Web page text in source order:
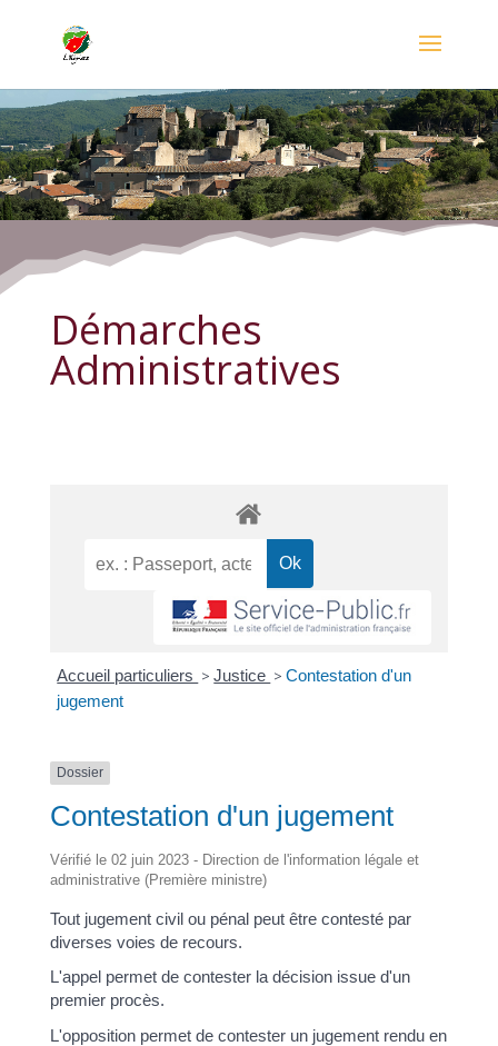
Démarches Administratives
Démarches
Administratives
Accueil particuliers > Justice > Contestation d'un
jugement
Dossier
Contestation d'un jugement
Vérifié le 02 juin 2023 - Direction de l'information légale et
administrative (Première ministre)
Tout jugement civil ou pénal peut être contesté par
diverses voies de recours.
L'appel permet de contester la décision issue d'un
premier procès.
L'opposition permet de contester un jugement rendu en